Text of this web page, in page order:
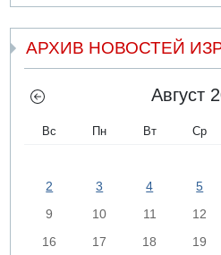
АРХИВ НОВОСТЕЙ
Август
Вс Пн Вт Ср
2
3 4 5
9
10 11 12
16
17 18 19